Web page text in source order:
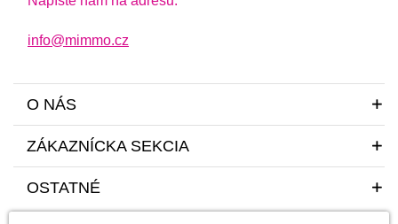
info@mimmo.cz
O NÁS
ZÁKAZNÍCKA SEKCIA
OSTATNÉ